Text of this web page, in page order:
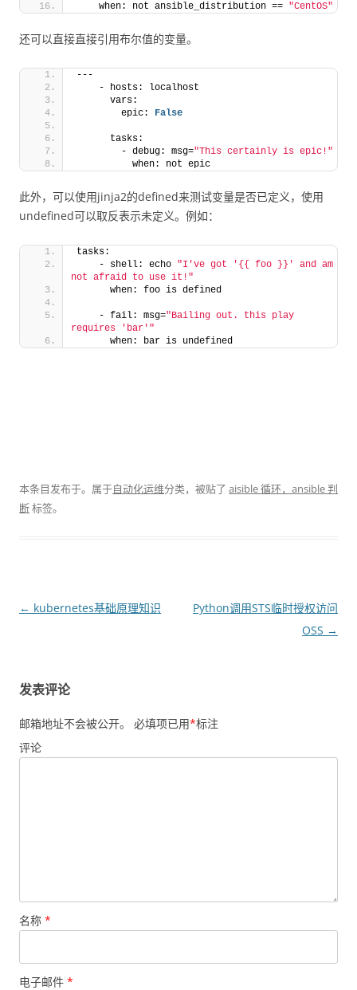
    when: not ansible_distribution ==
"CentOS"
还可以直接直接引用布尔值的变量。
---
    - hosts: localhost
      vars:
        epic:
False
      tasks:
        - debug: msg=
"This certainly is epic!"
          when: not epic
此外，可以使用jinja2的defined来测试变量是否已定义，使用
undefined可以取反表示未定义。例如：
tasks:
    - shell: echo
"I've got '{{ foo }}' and am
not afraid to use it!"
      when: foo is defined
    - fail: msg=
"Bailing out. this play
requires 'bar'"
      when: bar is undefined
本条目发布于。属于自动化运维分类，被贴了 aisible 循环，ansible 判
断标签。
文
← kubernetes基础原理知识
Python调用STS临时授权访问
OSS →
发表评论
邮箱地址不会被公开。 必填项已用*标注
评论
名称 *
电子邮件 *